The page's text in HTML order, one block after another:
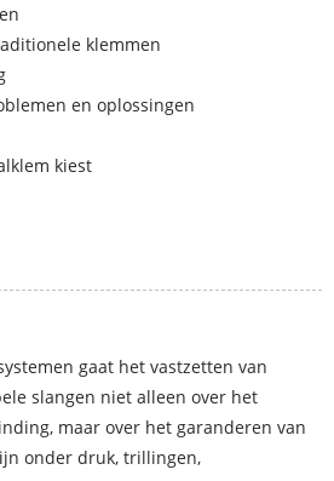
klemmen
en oplossingen
kiest
gaat het vastzetten van
slangen niet alleen over het
maar over het garanderen van
onder druk, trillingen,